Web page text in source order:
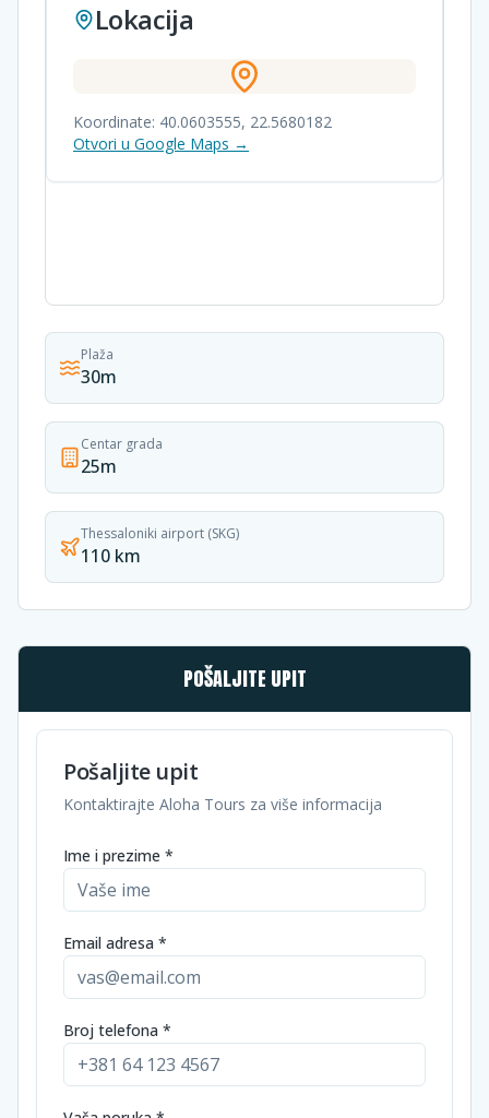
Lokacija
Koordinate: 40.0603555, 22.5680182
Otvori u Google Maps →
Plaža
30m
Centar grada
25m
Thessaloniki airport (SKG)
110 km
POŠALJITE UPIT
Pošaljite upit
Kontaktirajte Aloha Tours za više informacija
Ime i prezime *
Email adresa *
Broj telefona *